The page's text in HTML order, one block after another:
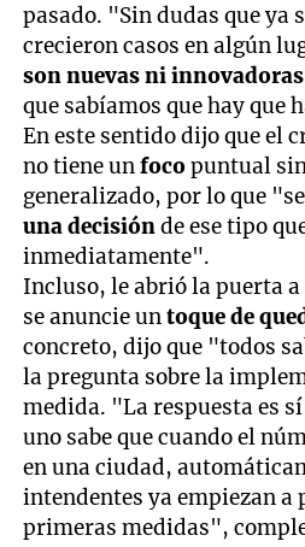
pasado. "Sin dudas que ya
crecieron casos en algún
son nuevas ni innovadoras
que sabíamos que hay que
En este sentido dijo que el
no tiene unfocopuntual
generalizado, por lo que
una decisiónde ese tipo
inmediatamente".
Incluso, le abrió la puerta
se anuncie untoque de
concreto, dijo que "todos
la pregunta sobre la
medida. "La respuesta es
uno sabe que cuando el
en una ciudad,
intendentes ya empiezan a
primeras medidas",